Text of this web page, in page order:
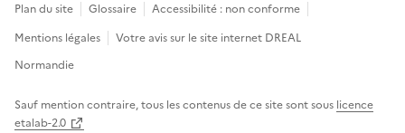
Plan du site Glossaire
Accessibilité : non conforme
Mentions légales
Votre avis sur le site internet DREAL
Normandie
Sauf mention contraire, tous les contenus de ce site sont sous licence
etalab-2.0